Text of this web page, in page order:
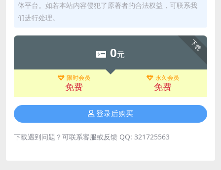
体平台。如若本站内容侵犯了原著者的合法权益，可联系我
们进行处理。
下载
0元
限时会员
免费
永久会员
免费
登录后购买
下载遇到问题？可联系客服或反馈 QQ: 321725563